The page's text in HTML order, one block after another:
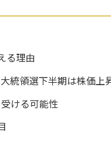
る理由
統領選下半期は株価上
ける可能性